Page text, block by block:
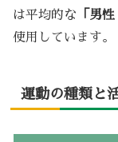
は平均的な 「男
使用しています。
運動の種類と